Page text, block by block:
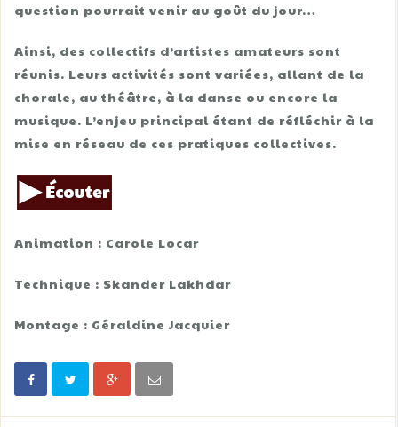
question pourrait venir au goût du jour…
Ainsi, des collectifs d’artistes amateurs sont
réunis. Leurs activités sont variées, allant de la
chorale, au théâtre, à la danse ou encore la
musique. L’enjeu principal étant de réfléchir à la
mise en réseau de ces pratiques collectives.
Animation : Carole Locar
Technique : Skander Lakhdar
Montage : Géraldine Jacquier